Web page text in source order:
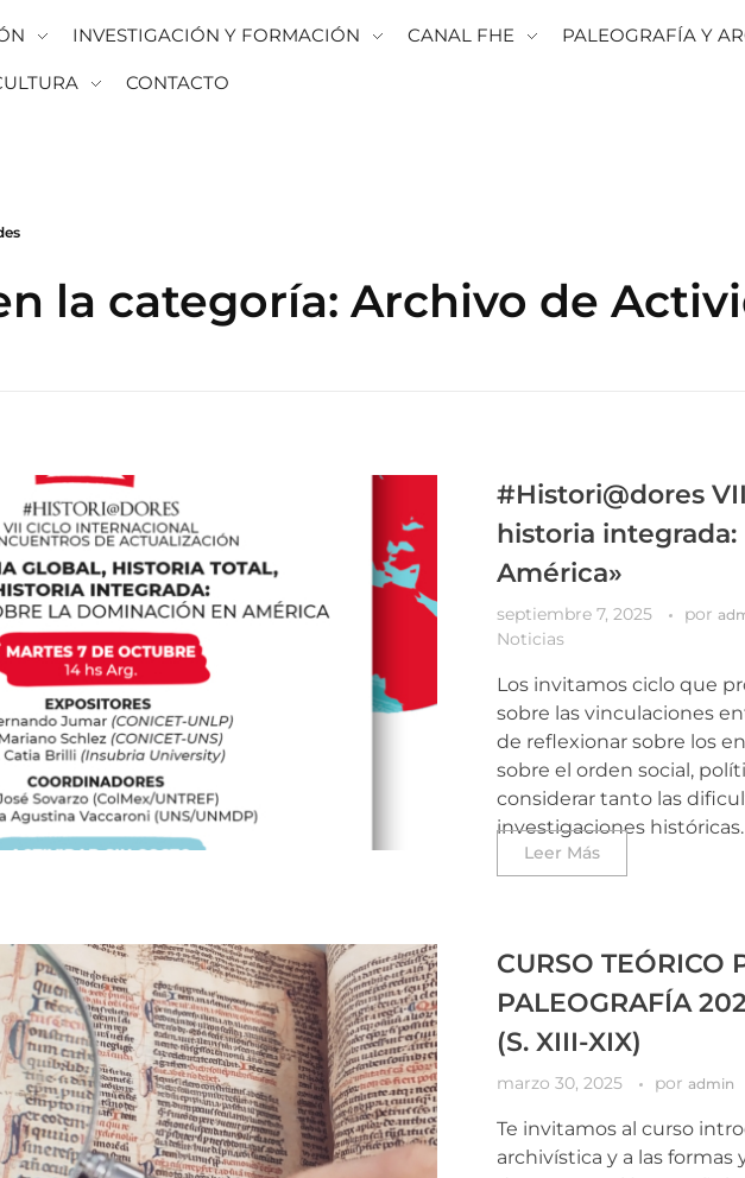
INVESTIGACIÓN Y FORMACIÓN CANAL FHE PALEOGRAFÍA Y
CONTACTO
la categoría: Archivo de
#Histori@dores
historia
América»
septiembre 7, 2025 por
Noticias
Los invitamos ciclo que
sobre las vinculaciones
de reflexionar sobre los
sobre el orden social,
considerar tanto las
investigaciones históricas.
Leer Más
CURSO TEÓRICO
PALEOGRAFÍA
(S. XIII-XIX)
marzo 30, 2025 por admin
Te invitamos al curso
archivística y a las formas